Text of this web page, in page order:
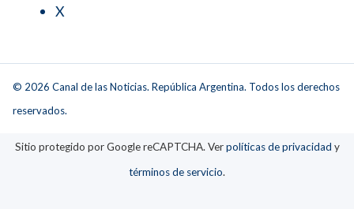
X
© 2026 Canal de las Noticias. República Argentina. Todos los derechos
reservados.
Sitio protegido por Google reCAPTCHA. Verpolíticas de privacidad y
términos de servicio.